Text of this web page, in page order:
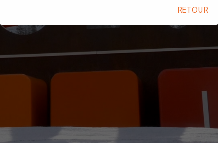
RETOUR